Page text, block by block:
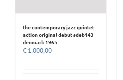
the contemporary jazz quintet
action original debut sdeb143
denmark 1965
€ 1.000,00